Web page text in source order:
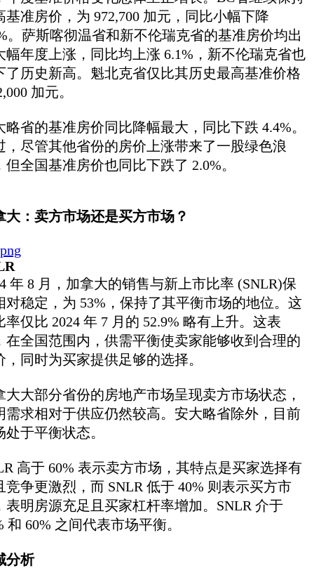
基准房价，为 972,700 加元，同比小幅下降
。萨斯喀彻温省和新不伦瑞克省的基准房价均出
幅年度上涨，同比均上涨 6.1%，新不伦瑞克省也
了历史新高。魁北克省仅比其历史最高基准价格
加元。
略省的基准房价同比降幅最大，同比下跌 4.4%。
，尽管其他省份的房价上涨带来了一股绿色浪
但全国基准房价也同比下跌了 2.0%。
大：卖方市场还是买方市场？
年 8 月，加拿大的销售与新上市比率 (SNLR)保
对稳定，为 53%，保持了其平衡市场的地位。这
率仅比 2024 年 7 月的 52.9% 略有上升。这表
在全国范围内，供需平衡使卖家能够收到合理的
，同时为买家提供足够的选择。
大大部分省份的房地产市场呈现卖方市场状态，
需求相对于供应仍然较高。安大略省除外，目前
处于平衡状态。
高于 60% 表示卖方市场，其特点是买家选择有
竞争更激烈，而 SNLR 低于 40% 则表示买方市
表明房源充足且买家杠杆率增加。SNLR 介于
和 60% 之间代表市场平衡。
分析